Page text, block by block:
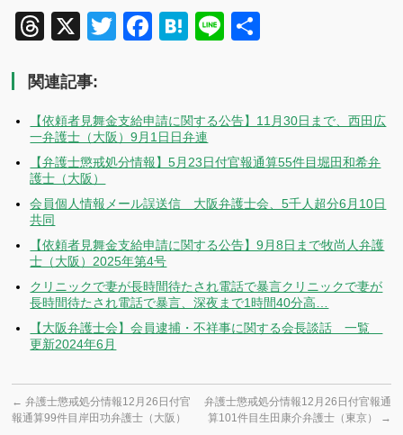
Threads
X TwitterFacebook
Hatena
Line
関連記事:
【依頼者見舞金支給申請に関する公告】11月30日まで、西田広
一弁護士（大阪）9月1日日弁連
【弁護士懲戒処分情報】5月23日付官報通算55件目堀田和希弁
護士（大阪）
会員個人情報メール誤送信 大阪弁護士会、5千人超分6月10日
共同
【依頼者見舞金支給申請に関する公告】9月8日まで牧尚人弁護
士（大阪）2025年第4号
クリニックで妻が長時間待たされ電話で暴言クリニックで妻が
長時間待たされ電話で暴言、深夜まで1時間40分高…
【大阪弁護士会】会員逮捕・不祥事に関する会長談話 一覧
更新2024年6月
← 弁護士懲戒処分情報12月26日付官
報通算99件目岸田功弁護士（大阪）
弁護士懲戒処分情報12月26日付官報通
算101件目生田康介弁護士（東京）
→